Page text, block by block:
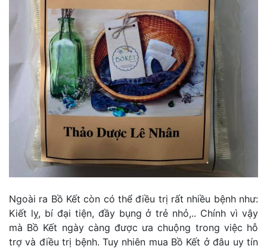
Ngoài ra Bồ Kết còn có thể điều trị rất nhiều bệnh như:
Kiết lỵ, bí đại tiện, đầy bụng ở trẻ nhỏ,.. Chính vì vậy
mà Bồ Kết ngày càng được ưa chuộng trong việc hỗ
trợ và điều trị bệnh. Tuy nhiên mua Bồ Kết ở đâu uy tín